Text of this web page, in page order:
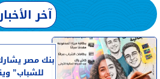
آخر
بنك مصر
للشباب”